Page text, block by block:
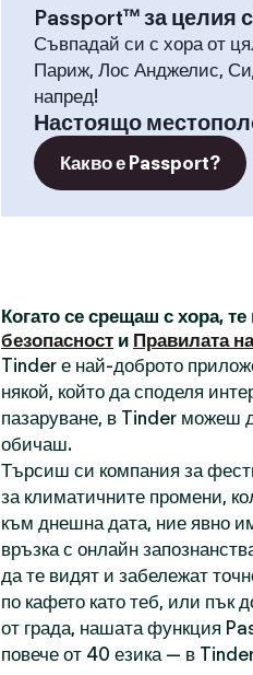
Passport™ за целия
Съвпадай си с хора от
Париж, Лос Анджелис,
напред!
Настоящо
Какво е Passport?
Когато се срещаш с хора,
безопасност и Правилата
Tinder е най-доброто
някой, който да споделя
пазаруване, в Tinder можеш
обичаш.
Търсиш си компания за
за климатичните промени,
към днешна дата, ние явно
връзка с онлайн
да те видят и забележат
по кафето като теб, или пък
от града, нашата функция
повече от 40 езика — в